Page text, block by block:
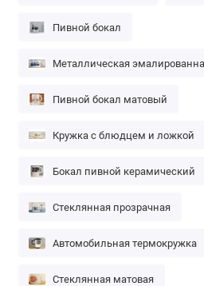
Пивной бокал
Металлическая
Пивной бокал матовый
Кружка с блюдцем и ложкой
Бокал пивной керамический
Стеклянная прозрачная
Автомобильная термокружка
Стеклянная матовая